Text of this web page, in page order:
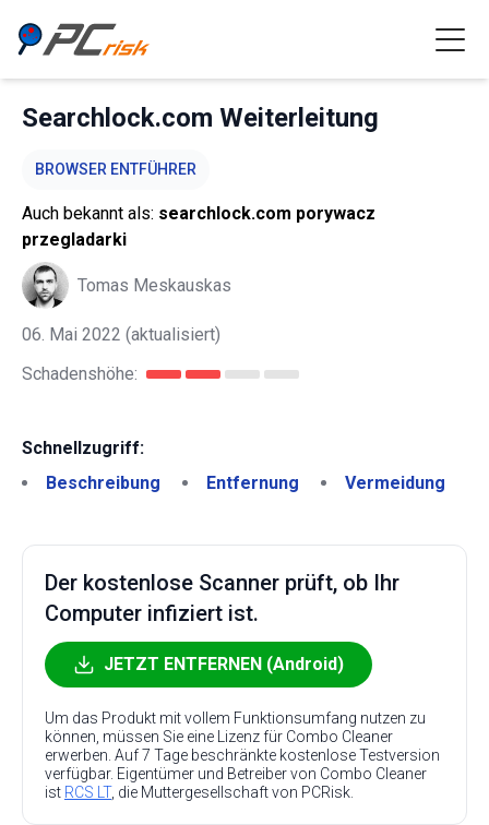
Searchlock.com Weiterleitung
BROWSER ENTFÜHRER
Auch bekannt als: searchlock.com porywacz
przegladarki
Tomas Meskauskas
06. Mai 2022 (aktualisiert)
Schadenshöhe:
Schnellzugriff:
Beschreibung
Entfernung Vermeidung
Der kostenlose Scanner prüft, ob Ihr
Computer infiziert ist.
JETZT ENTFERNEN (Android)
Um das Produkt mit vollem Funktionsumfang nutzen zu
können, müssen Sie eine Lizenz für Combo Cleaner
erwerben. Auf 7 Tage beschränkte kostenlose Testversion
verfügbar. Eigentümer und Betreiber von Combo Cleaner
ist RCS LT, die Muttergesellschaft von PCRisk.